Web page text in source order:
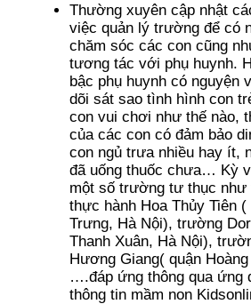
Thường xuyên cập nhật
việc quản lý trường để có
chăm sóc các con cũng
tương tác với phụ huynh.
bậc phụ huynh có nguyện
dõi sát sao tình hình con
con vui chơi như thế nào,
của các con có đảm bảo
con ngủ trưa nhiều hay ít,
đã uống thuốc chưa… Kỳ
một số trường tư thục như
thực hành Hoa Thủy Tiên (
Trưng, Hà Nội), trường
Thanh Xuân, Hà Nội),
Hương Giang( quận
….đáp ứng thông qua ứng
thông tin mầm non